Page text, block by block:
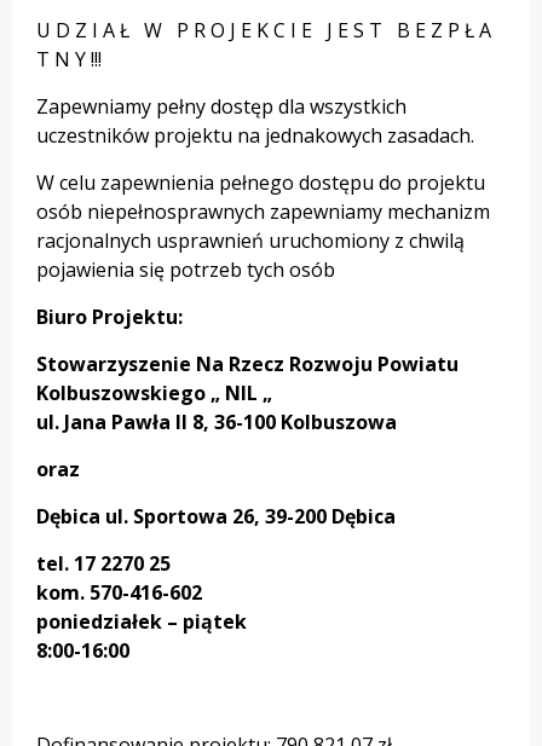
nowej
karcie
U D Z I A Ł W P R O J E K C I E J E S T B E Z P Ł A
T N Y !!!
Zapewniamy pełny dostęp dla wszystkich
uczestników projektu na jednakowych zasadach.
W celu zapewnienia pełnego dostępu do projektu
osób niepełnosprawnych zapewniamy mechanizm
racjonalnych usprawnień uruchomiony z chwilą
pojawienia się potrzeb tych osób
Biuro Projektu:
Stowarzyszenie Na Rzecz Rozwoju Powiatu
Kolbuszowskiego „ NIL „
ul. Jana Pawła II 8, 36-100 Kolbuszowa
oraz
Dębica ul. Sportowa 26, 39-200 Dębica
tel. 17 2270 25
kom. 570-416-602
poniedziałek – piątek
8:00-16:00